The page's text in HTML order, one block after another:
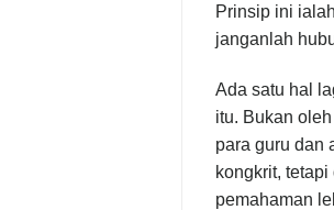
Prinsip ini
janganlah
Ada satu hal
itu. Bukan
para guru dan
kongkrit,
pemahaman